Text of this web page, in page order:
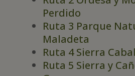
Perdido
Ruta 3 Parque
Maladeta
Ruta 4 Sierra
Ruta 5 Sierra y